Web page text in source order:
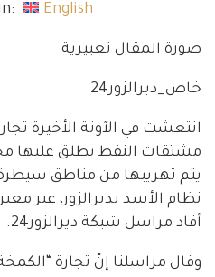
English
صورة المقال تعبيرية
خاص_ديرالزور24
انتعشت في الآونة الأخيرة
مشتقات النفط يطلق عليها
يتم تهريبها من مناطق
نظام الأسد بديرالزور، عبر
أفاد مراسل شبكة ديرالزور24.
وقال مراسلنا إنّ تجارة